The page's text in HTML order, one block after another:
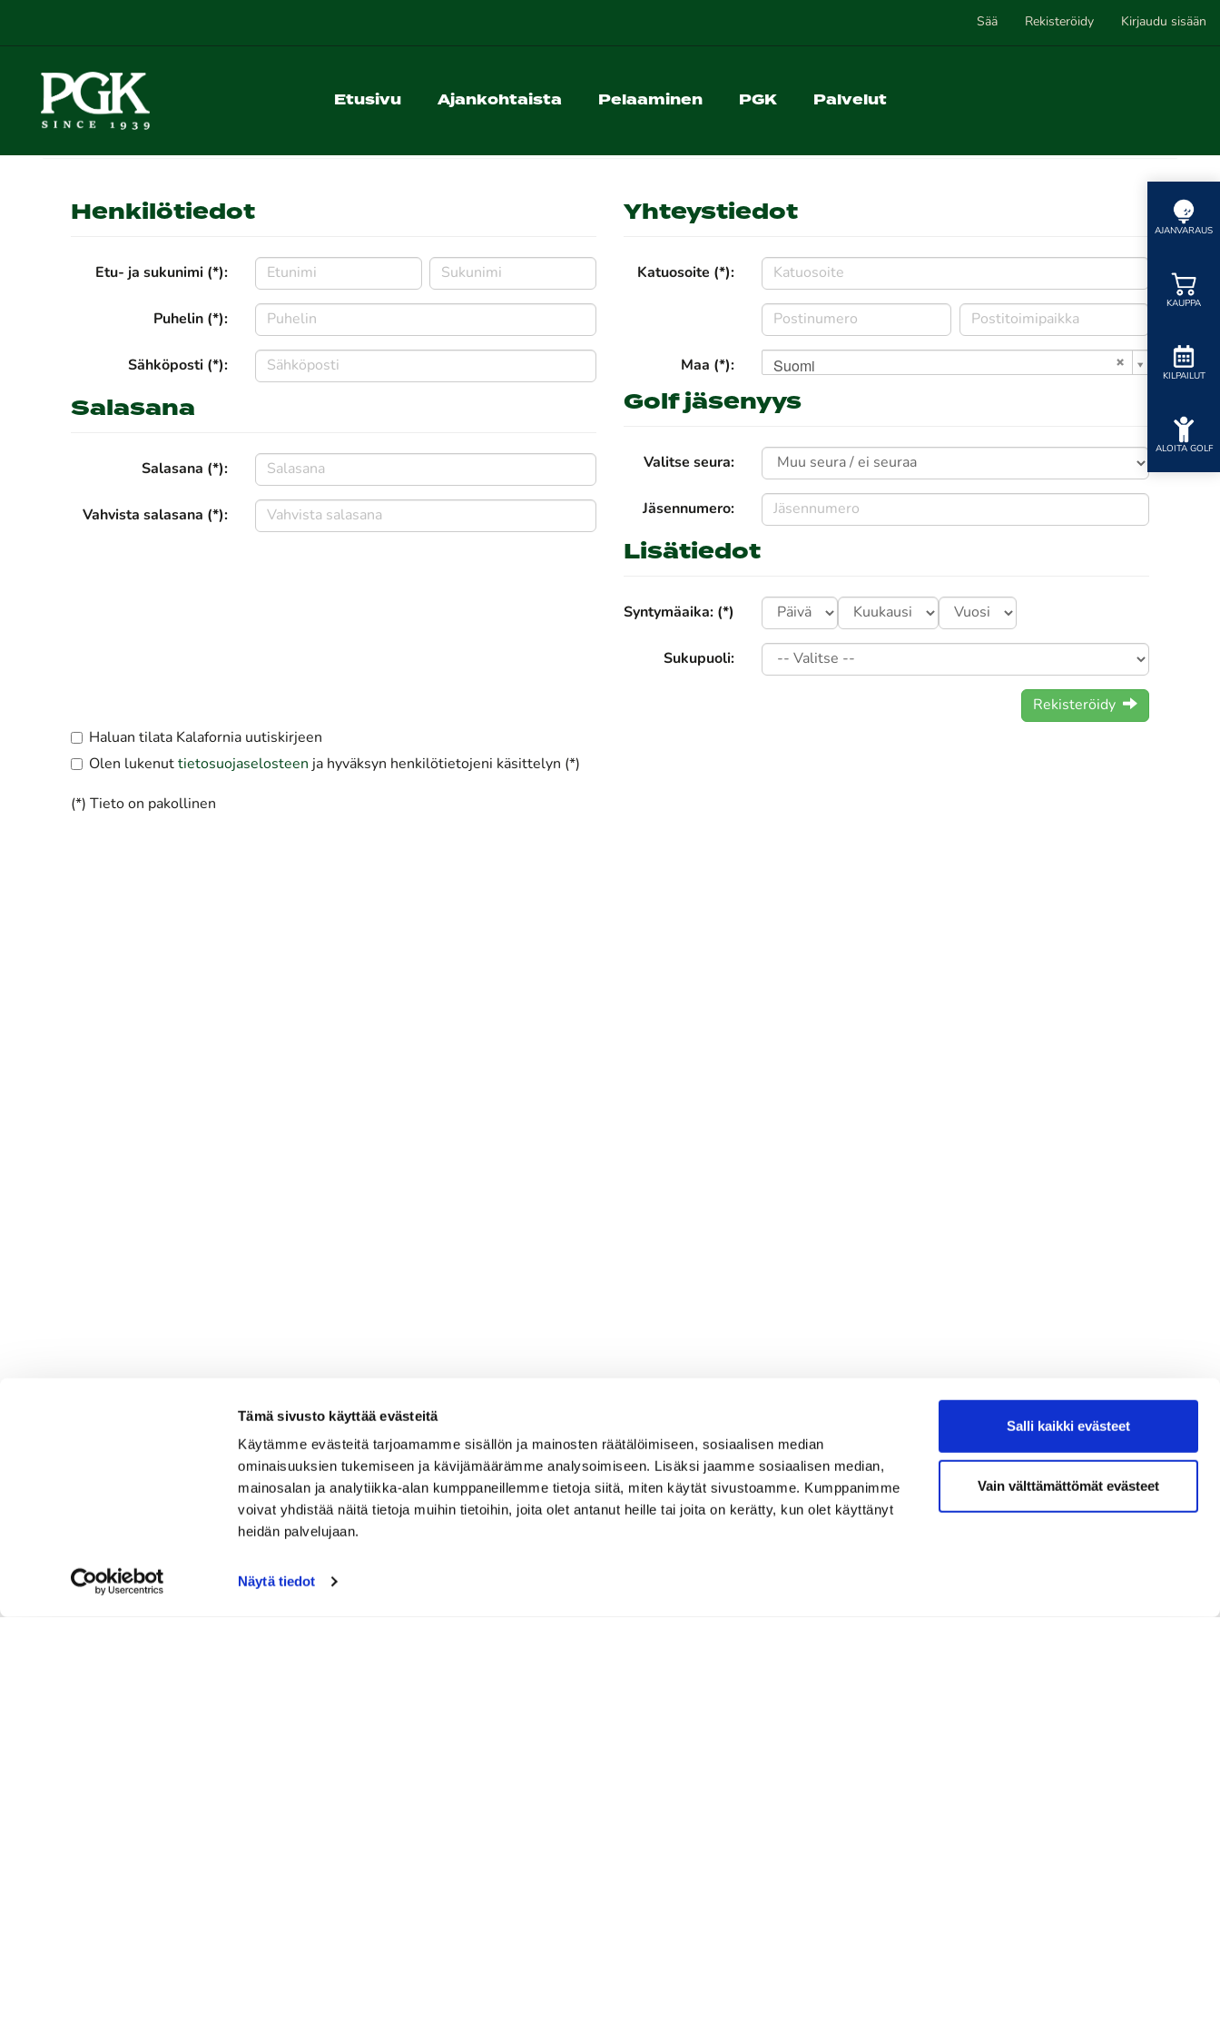
Tämä sivusto käyttää evästeitä
Käytämme evästeitä tarjoamamme sisällön ja mainosten räätälöimiseen, sosiaalisen median
ominaisuuksien tukemiseen ja kävijämäärämme analysoimiseen. Lisäksi jaamme sosiaalisen median,
mainosalan ja analytiikka-alan kumppaneillemme tietoja siitä, miten käytät sivustoamme. Kumppanimme
voivat yhdistää näitä tietoja muihin tietoihin, joita olet antanut heille tai joita on kerätty, kun olet käyttänyt
heidän palvelujaan.
Näytä tiedot
Salli kaikki evästeet
Vain välttämättömät evästeet
Sää Rekisteröidy Kirjaudu sisään
Etusivu Ajankohtaista Pelaaminen PGK Palvelut
AJANVARAUS
KAUPPA
KILPAILUT
ALOITA GOLF
Henkilötiedot
Etu- ja sukunimi (*):
Puhelin (*):
Sähköposti (*):
Salasana
Salasana (*):
Vahvista salasana (*):
Yhteystiedot
Katuosoite (*):
Maa (*): Suomi
Golf jäsenyys
Valitse seura:
Jäsennumero:
Lisätiedot
Syntymäaika: (*)
Sukupuoli:
Rekisteröidy
Haluan tilata Kalafornia uutiskirjeen
Olen lukenut tietosuojaselosteen ja hyväksyn henkilötietojeni käsittelyn (*)
(*) Tieto on pakollinen